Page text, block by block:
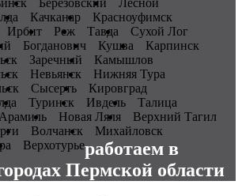
Березовский
Лесной
Качканар
Красноуфимск
Ирбит Реж Тавда
Сухой Лог
Богданович Кушва
Карпинск
Заречный
Камышлов
Невьянск
Нижняя Тура
Сысерть
Кировград
Туринск Ивдель
Талица
Арамиль Новая Ляля
Верхний Тагил
Волчанск
Михайловск
Верхотурьеработаем в
Пермской области